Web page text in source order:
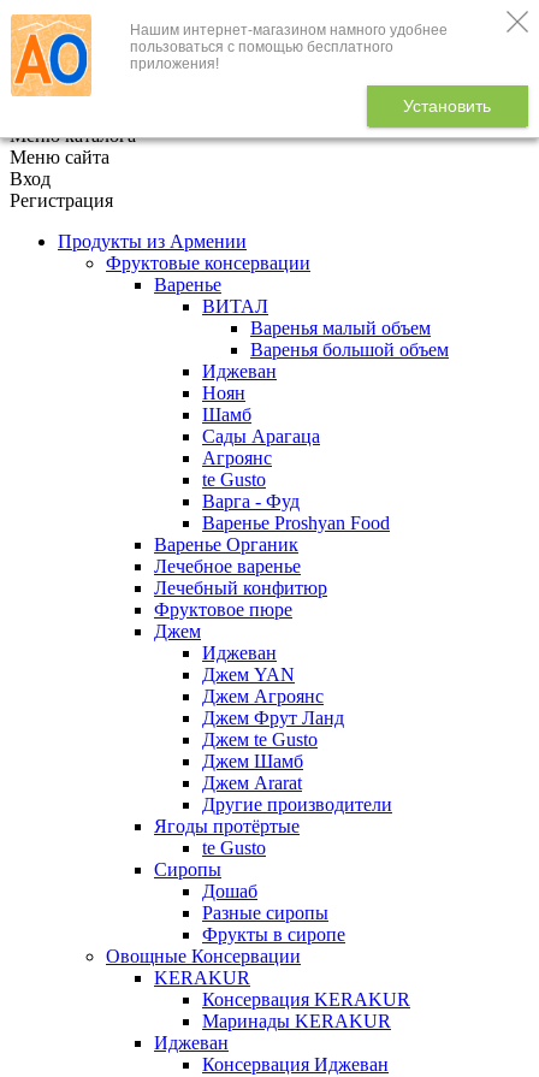
Нашим интернет-магазином намного удобнее
пользоваться с помощью бесплатного
приложения!
Установить
+7 (495) 646-888-1
В корзине
Меню каталога
Меню сайта
Вход
Регистрация
Продукты из Армении
Фруктовые консервации
Варенье
ВИТАЛ
Варенья малый объем
Варенья большой объем
Иджеван
Ноян
Шамб
Сады Арагаца
Агроянс
te Gusto
Варга - Фуд
Варенье Proshyan Food
Варенье Органик
Лечебное варенье
Лечебный конфитюр
Фруктовое пюре
Джем
Иджеван
Джем YAN
Джем Агроянс
Джем Фрут Ланд
Джем te Gusto
Джем Шамб
Джем Ararat
Другие производители
Ягоды протёртые
te Gusto
Сиропы
Дошаб
Разные сиропы
Фрукты в сиропе
Овощные Консервации
KERAKUR
Консервация KERAKUR
Маринады KERAKUR
Иджеван
Консервация Иджеван